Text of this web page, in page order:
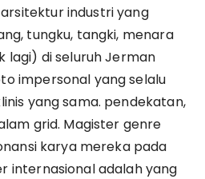
industri yang
tungku, tangki, menara
lagi) di seluruh Jerman
impersonal yang selalu
yang sama. pendekatan,
grid. Magister genre
karya mereka pada
internasional adalah yang